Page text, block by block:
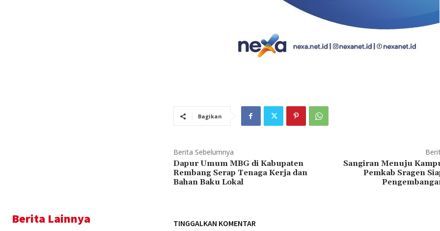
Bagikan
Berita Sebelumnya
Dapur Umum MBG di Kabupaten
Rembang Serap Tenaga Kerja dan
Bahan Baku Lokal
Sangiran Menuju
Pemkab Sragen
Berita Lainnya TINGGALKAN KOMENTAR